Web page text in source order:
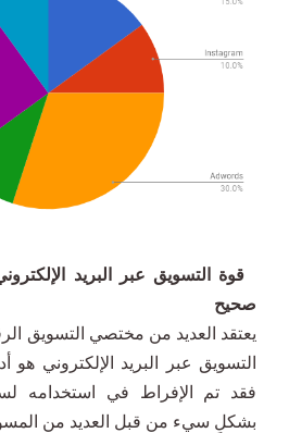
قوة التسويق عبر البريد
صحيح
يعتقد العديد من مختصي التسويق
التسويق عبر البريد الإلكتروني هو
فقد تم الإفراط في استخدامه
بشكلٍ سيء من قبل العديد من